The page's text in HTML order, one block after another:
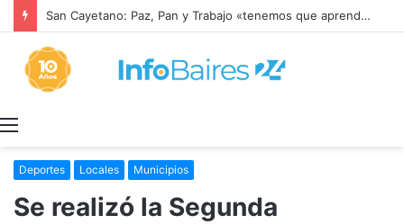
San Cayetano: Paz, Pan y Trabajo «tenemos que aprender a dialogar y a tratarnos bien» Mons. García Cuerva
Deportes Locales Municipios
Se realizó la Segunda